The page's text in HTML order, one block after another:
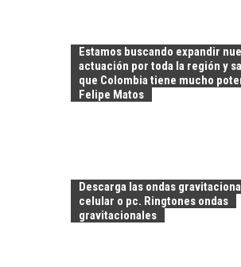
Estamos buscando expandir
actuación por toda la región y
que Colombia tiene mucho
Felipe Matos
Descarga las ondas
celular o pc. Ringtones ondas
gravitacionales
CHILE:
ALTERNATIVAS MÁS
ALLÁ DEL CRÉDITO